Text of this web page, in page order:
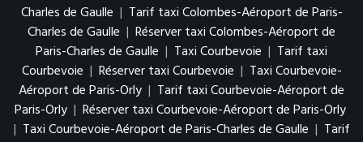
Charles de Gaulle | Tarif taxi Colombes-Aéroport de Paris-
Charles de Gaulle | Réserver taxi Colombes-Aéroport de
Paris-Charles de Gaulle | Taxi Courbevoie | Tarif taxi
Courbevoie | Réserver taxi Courbevoie | Taxi Courbevoie-
Aéroport de Paris-Orly | Tarif taxi Courbevoie-Aéroport de
Paris-Orly | Réserver taxi Courbevoie-Aéroport de Paris-Orly
| Taxi Courbevoie-Aéroport de Paris-Charles de Gaulle | Tarif